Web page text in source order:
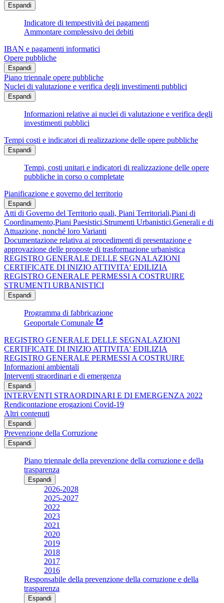
Espandi
Indicatore di tempestività dei pagamenti
Ammontare complessivo dei debiti
IBAN e pagamenti informatici
Opere pubbliche
Espandi
Piano triennale opere pubbliche
Nuclei di valutazione e verifica degli investimenti pubblici
Espandi
Informazioni relative ai nuclei di valutazione e verifica degli
investimenti pubblici
Tempi costi e indicatori di realizzazione delle opere pubbliche
Espandi
Tempi, costi unitari e indicatori di realizzazione delle opere
pubbliche in corso o completate
Pianificazione e governo del territorio
Espandi
Atti di Governo del Territorio quali, Piani Territoriali,Piani di
Coordinamento,Piani Paesistici,Strumenti Urbanistici,Generali e di
Attuazione, nonché loro Varianti
Documentazione relativa ai procedimenti di presentazione e
approvazione delle proposte di trasformazione urbanistica
REGISTRO GENERALE DELLE SEGNALAZIONI
CERTIFICATE DI INIZIO ATTIVITA' EDILIZIA
REGISTRO GENERALE PERMESSI A COSTRUIRE
STRUMENTI URBANISTICI
Espandi
Programma di fabbricazione
Geoportale Comunale
REGISTRO GENERALE DELLE SEGNALAZIONI
CERTIFICATE DI INIZIO ATTIVITA' EDILIZIA
REGISTRO GENERALE PERMESSI A COSTRUIRE
Informazioni ambientali
Interventi straordinari e di emergenza
Espandi
INTERVENTI STRAORDINARI E DI EMERGENZA 2022
Rendicontazione erogazioni Covid-19
Altri contenuti
Espandi
Prevenzione della Corruzione
Espandi
Piano triennale della prevenzione della corruzione e della
trasparenza
Espandi
2026-2028
2025-2027
2022
2023
2021
2020
2019
2018
2017
2016
Responsabile della prevenzione della corruzione e della
trasparenza
Espandi